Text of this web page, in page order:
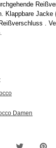
Klappbare
.
Damen